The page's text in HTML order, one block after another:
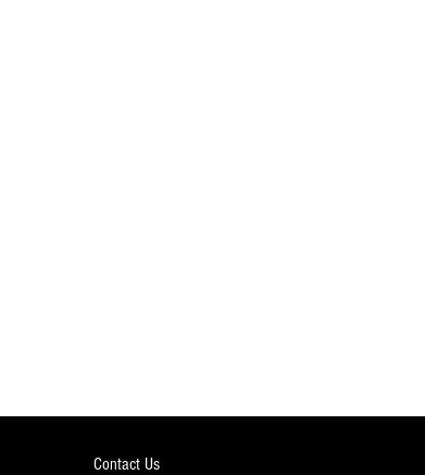
Contact Us